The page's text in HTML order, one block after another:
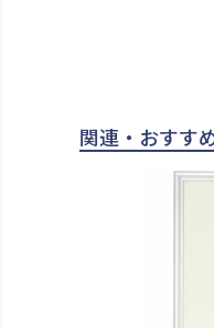
関連・おすす